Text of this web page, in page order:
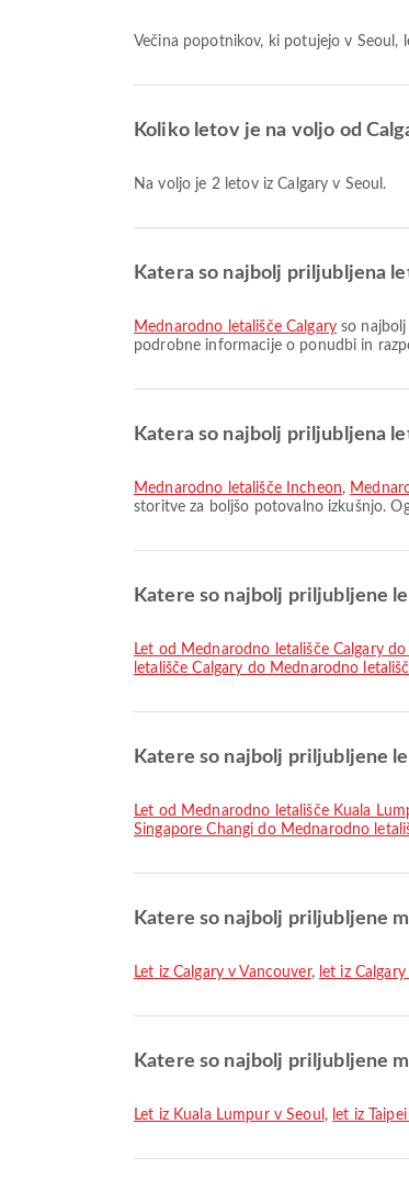
Večina popotnikov, ki potujejo v Seoul,
Koliko letov je na voljo od
Na voljo je 2 letov iz Calgary v Seoul.
Katera so najbolj priljubljena
Mednarodno letališče Calgaryso najbolj
podrobne informacije o ponudbi in
Katera so najbolj priljubljena
Mednarodno letališče Incheon,
storitve za boljšo potovalno izkušnjo.
Katere so najbolj priljubljene
let od Mednarodno letališče Calgary
letališče Calgary do Mednarodno
Katere so najbolj priljubljene
let od Mednarodno letališče Kuala
Singapore Changi do Mednarodno
Katere so najbolj priljubljene
let iz Calgary v Vancouver, let iz
Katere so najbolj priljubljene
let iz Kuala Lumpur v Seoul , let iz